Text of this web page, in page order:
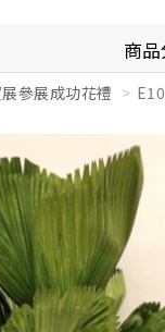
商
參展成功花禮